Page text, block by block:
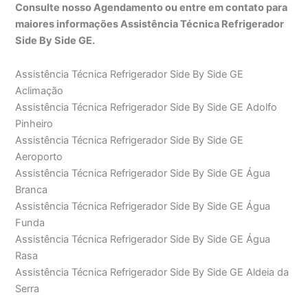
Consulte nosso Agendamento ou entre em contato para
maiores informações Assistência Técnica Refrigerador
Side By Side GE.
Assistência Técnica Refrigerador Side By Side GE
Aclimação
Assistência Técnica Refrigerador Side By Side GE Adolfo
Pinheiro
Assistência Técnica Refrigerador Side By Side GE
Aeroporto
Assistência Técnica Refrigerador Side By Side GE Água
Branca
Assistência Técnica Refrigerador Side By Side GE Água
Funda
Assistência Técnica Refrigerador Side By Side GE Água
Rasa
Assistência Técnica Refrigerador Side By Side GE Aldeia da
Serra